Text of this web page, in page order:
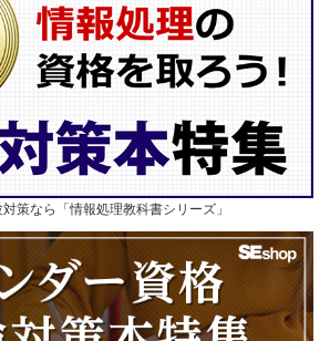
策なら「情報処理教科書シリーズ」